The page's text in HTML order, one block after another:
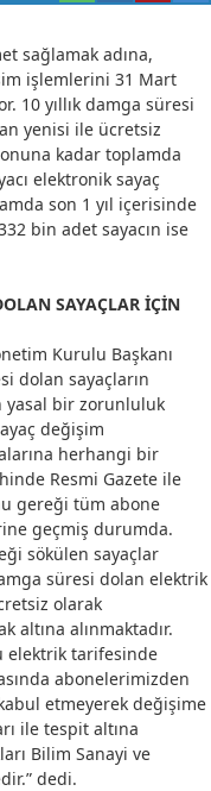
sağlamak adına,
işlemlerini 31 Mart
10 yıllık damga süresi
yenisi ile ücretsiz
kadar toplamda
elektronik sayaç
son 1 yıl içerisinde
bin adet sayacın ise
SAYAÇLAR İÇİN
Kurulu Başkanı
dolan sayaçların
yasal bir zorunluluk
değişim
herhangi bir
Resmi Gazete ile
gereği tüm abone
geçmiş durumda.
sökülen sayaçlar
süresi dolan elektrik
olarak
altına alınmaktadır.
elektrik tarifesinde
abonelerimizden
etmeyerek değişime
ile tespit altına
Bilim Sanayi ve
dedi.